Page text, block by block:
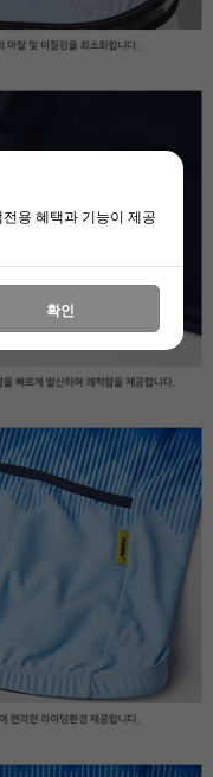
용 혜택과 기능이 제공
확인